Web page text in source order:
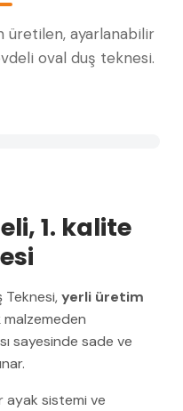
üretilen, ayarlanabilir
oval duş teknesi.
1. kalite
yerli üretim
malzemeden
sayesinde sade ve
ayak sistemi ve